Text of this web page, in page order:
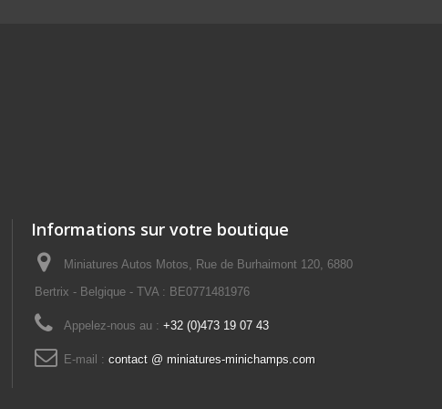
Informations sur votre boutique
Miniatures Autos Motos, Rue de Burhaimont 120, 6880
Bertrix - Belgique - TVA : BE0771481976
Appelez-nous au : +32 (0)473 19 07 43
E-mail : contact @ miniatures-minichamps.com